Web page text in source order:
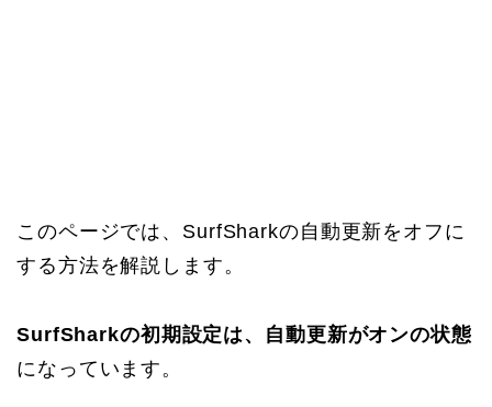
このページでは、SurfSharkの自動更新をオフに
する方法を解説します。
SurfSharkの初期設定は、自動更新がオンの状態
になっています。